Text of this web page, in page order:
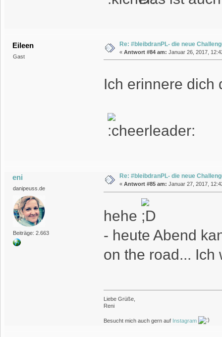
Eileen
Gast
Re: #bleibdranPL- die neue
« Antwort #84 am: Januar 26, 2017,
Ich erinnere
eni
danipeuss.de
Beiträge: 2.663
Re: #bleibdranPL- die neue
« Antwort #85 am: Januar 27, 2017,
hehe
- heute Abend
on the road... Ich
Liebe Grüße,
Reni
Besucht mich auch gern auf Instagram